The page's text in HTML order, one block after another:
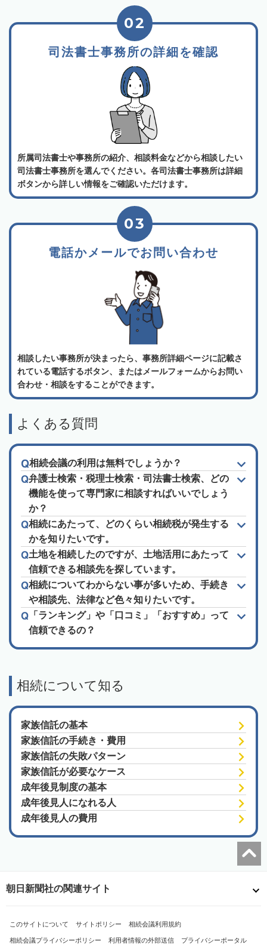
司法書士事務所の詳細を確認
02
所属司法書士や事務所の紹介、相談料金などから相談したい
司法書士事務所を選んでください。各司法書士事務所は詳細
ボタンから詳しい情報をご確認いただけます。
電話かメールでお問い合わせ
03
相談したい事務所が決まったら、事務所詳細ページに記載さ
れている電話するボタン、またはメールフォームからお問い
合わせ・相談をすることができます。
よくある質問
相続会議の利用は無料でしょうか？
弁護士検索・税理士検索・司法書士検索、どの
機能を使って専門家に相談すればいいでしょう
か？
相続にあたって、どのくらい相続税が発生する
かを知りたいです。
土地を相続したのですが、土地活用にあたって
信頼できる相談先を探しています。
相続についてわからない事が多いため、手続き
や相談先、法律など色々知りたいです。
「ランキング」や「口コミ」「おすすめ」って
信頼できるの？
相続について知る
家族信託の基本
家族信託の手続き・費用
家族信託の失敗パターン
家族信託が必要なケース
成年後見制度の基本
成年後見人になれる人
成年後見人の費用
朝日新聞社の関連サイト
このサイトについて サイトポリシー 相続会議利用規約
相続会議プライバシーポリシー 利用者情報の外部送信 プライバシーポータル